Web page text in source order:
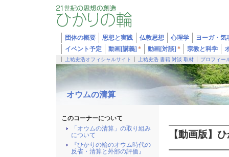
団体の概要 思想と実践 仏教思想 心理学
ヨーガ・気
イベント予定
動画[講義] * 動画[対談] * 宗教と科学
上祐史浩オフィシャルサイト 上祐史浩 書籍 対談 取材 プロフィー
オウムの清算
【動画版】
このコーナーについて
「オウムの清算」の取り組み
について
『ひかりの輪のオウム時代の
反省・清算と外部の評価』